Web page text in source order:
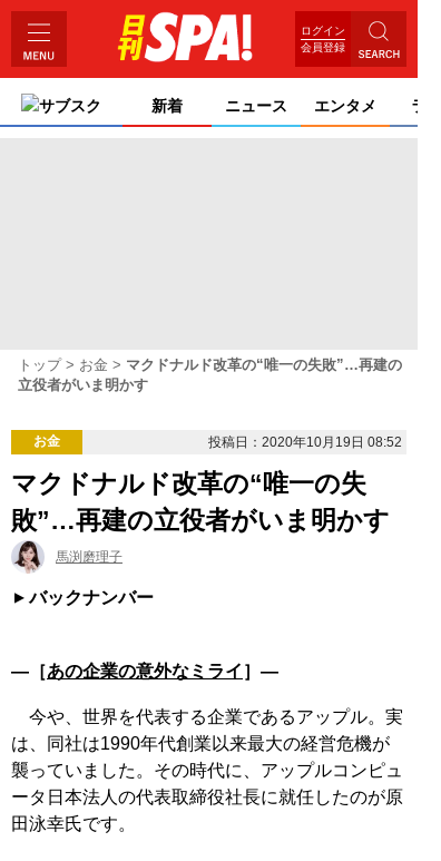
ログイン
会員登録
サブスク 新着 ニュース エンタメ ライ
トップ お金
マクドナルド改革の“唯一の失敗”…再建の
立役者がいま明かす
お金 投稿日：2020年10月19日 08:52
マクドナルド改革の“唯一の失
敗”…再建の立役者がいま明かす
馬渕磨理子
バックナンバー
―［あの企業の意外なミライ ］―
今や、世界を代表する企業であるアップル。実
は、同社は1990年代創業以来最大の経営危機が
襲っていました。その時代に、アップルコンピュ
ータ日本法人の代表取締役社長に就任したのが原
田泳幸氏です。